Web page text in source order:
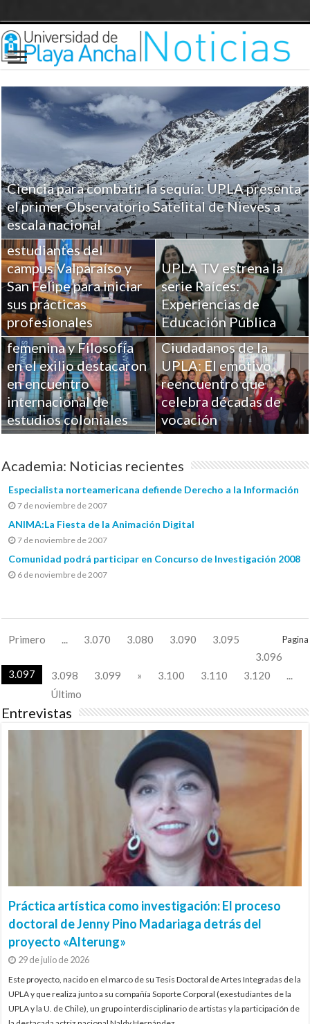
Ciencia para combatir la sequía: UPLA presenta
el primer Observatorio Satelital de Nieves a
escala nacional
UPLA entrega
herramientas clave a
más de 100
estudiantes del
campus Valparaíso y
San Felipe para iniciar
sus prácticas
profesionales
UPLA TV estrena la
serie Raíces:
Experiencias de
Educación Pública
Investigaciones UPLA
sobre Religiosidad
femenina y Filosofía
en el exilio destacaron
en encuentro
internacional de
estudios coloniales
Ciudadanos de la
UPLA: El emotivo
reencuentro que
celebra décadas de
vocación
Academia: Noticias recientes
Especialista norteamericana defiende Derecho a la Información
7 de noviembre de 2007
ANIMA:La Fiesta de la Animación Digital
7 de noviembre de 2007
Comunidad podrá participar en Concurso de Investigación 2008
6 de noviembre de 2007
Pagina
Primero ... 3.070 3.080 3.090
3.095
3.096
3.097
3.098 3.099 » 3.100 3.110 3.120
...
Último
Entrevistas
Práctica artística como investigación: El proceso
doctoral de Jenny Pino Madariaga detrás del
proyecto «Alterung»
29 de julio de 2026
Este proyecto, nacido en el marco de su Tesis Doctoral de Artes Integradas de la
UPLA y que realiza junto a su compañía Soporte Corporal (exestudiantes de la
UPLA y la U. de Chile), un grupo interdisciplinario de artistas y la participación de